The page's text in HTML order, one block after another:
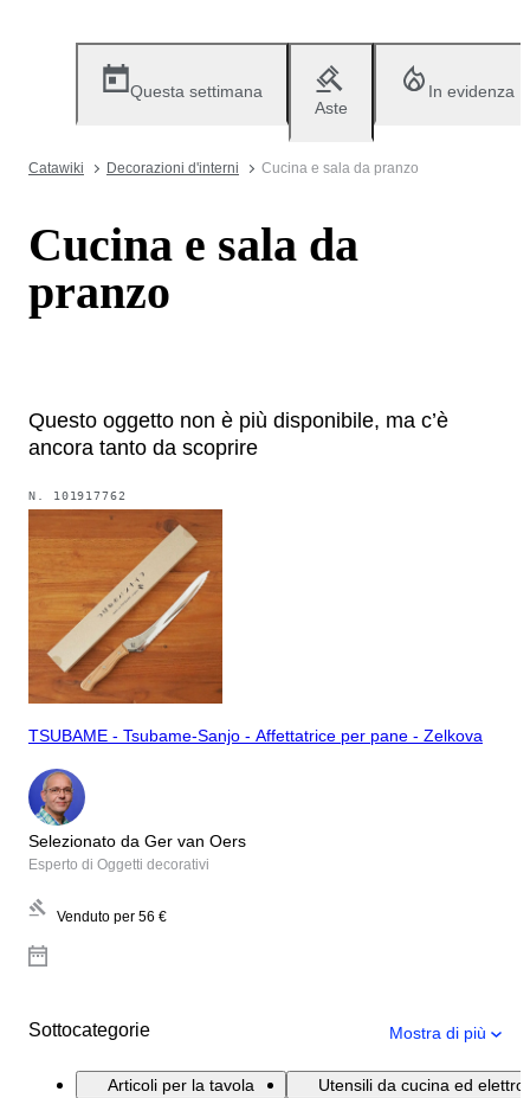
Questa settimana
Aste
In evidenza
Catawiki Decorazioni d'interni Cucina e sala da pranzo
Cucina e sala da
pranzo
Questo oggetto non è più disponibile, ma c’è
ancora tanto da scoprire
N. 101917762
TSUBAME - Tsubame-Sanjo - Affettatrice per pane - Zelkova
Selezionato da Ger van Oers
Esperto di Oggetti decorativi
Venduto per 56 €
Sottocategorie Mostra di più
Articoli per la tavola Utensili da cucina ed